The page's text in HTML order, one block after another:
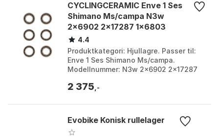
CYCLINGCERAMIC Enve 1 Ses
Shimano Ms/campa N3w
2x6902 2x17287 1x6803
1x15267 Hjullagre
4.4
Produktkategori: Hjullagre. Passer til:
Enve 1 Ses Shimano Ms/campa.
Modellnummer: N3w 2x6902 2x17287
Reservedeler Nav Cycling Cera...
2 375 ,-
Evobike Konisk rullelager